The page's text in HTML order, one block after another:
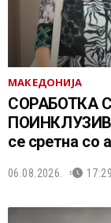
МАКЕДОНИЈА
СОРАБОТКА
се сретна со
06.08.2026. 17:29